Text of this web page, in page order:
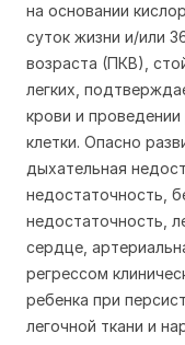
на основании
суток жизни и/или
возраста (ПКВ),
легких,
крови и проведении
клетки. Опасно
дыхательная
недостаточность,
недостаточность,
сердце,
регрессом
ребенка при
легочной ткани и